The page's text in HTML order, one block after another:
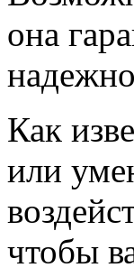
она
Как
или
чтобы